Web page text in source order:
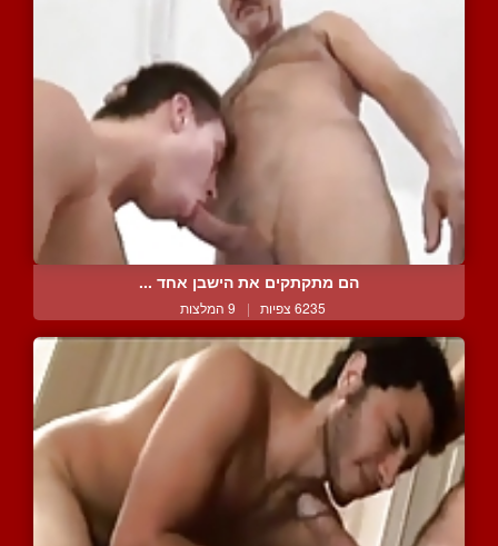
הם מתקתקים את הישבן אחד ...
6235 צפיות | 9 המלצות